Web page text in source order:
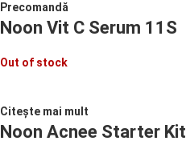
Precomandă
Noon Vit C Serum 11S
Out of stock
Citește mai mult
Noon Acnee Starter Kit